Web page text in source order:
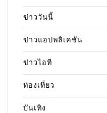
ข่าววันนี้
ข่าวแอปพลิเคชัน
ข่าวไอที
ท่องเที่ยว
บันเทิง